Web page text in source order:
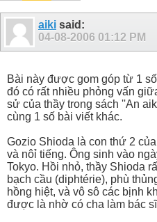
aiki said:
04-08-2006 01:12 PM
Bài này được gom góp từ 1
đó có rất nhiều phỏng vấn
sử của thầy trong sách ''An
cùng 1 số bài viết khác.
Gozio Shioda là con thứ 2
và nôỉ tiếng. Ông sinh vào
Tokyo. Hồi nhỏ, thầy Shioda
bạch cầu (diphtérie), phù
hồng hiệt, và vô sô các bịnh
được là nhờ có cha làm bác